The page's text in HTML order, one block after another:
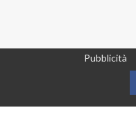
Pubblicità